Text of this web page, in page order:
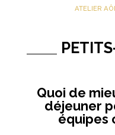
ATELIER AÔI
Quoi de
déjeuner
équipes